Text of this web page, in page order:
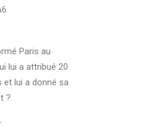
Paris au
lui a attribué 20
et lui a donné sa
?